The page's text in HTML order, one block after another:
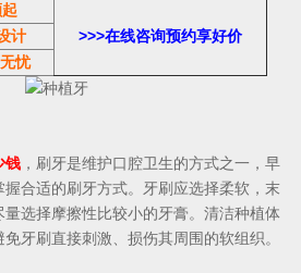
>>>在线咨询预约享好价
计
忧
钱，刷牙是维护口腔卫生的方式之一，早
合适的刷牙方式。牙刷应选择柔软，末
选择摩擦性比较小的牙膏。清洁种植体
牙刷直接刺激、损伤其周围的软组织。